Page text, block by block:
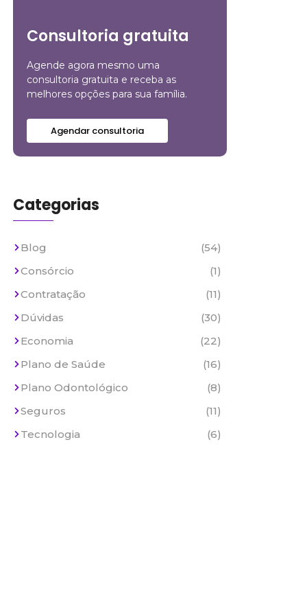
Consultoria gratuita
Agende agora mesmo uma
consultoria gratuita e receba as
melhores opções para sua família.
Agendar consultoria
Categorias
Blog
(54)
Consórcio
(1)
Contratação
(11)
Dúvidas
(30)
Economia
(22)
Plano de Saúde
(16)
Plano Odontológico
(8)
Seguros
(11)
Tecnologia
(6)